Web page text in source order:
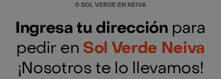
0 SOL VERDE EN NEIVA
Ingresa tu dirección para
pedir en Sol Verde Neiva
¡Nosotros te lo llevamos!